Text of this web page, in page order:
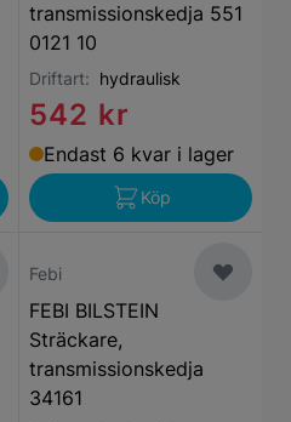
transmissionskedja 551
0121 10
Driftart: hydraulisk
542 kr
Endast 6 kvar i lager
Köp
Febi
FEBI BILSTEIN
Sträckare,
transmissionskedja
34161